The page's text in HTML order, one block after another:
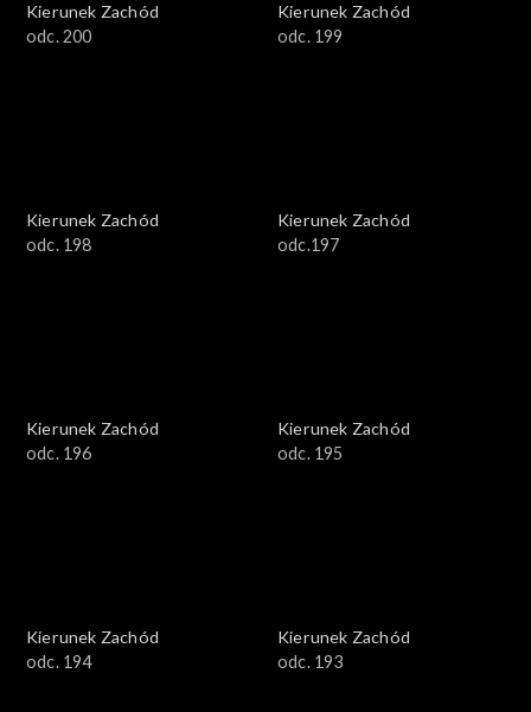
Kierunek Zachód
odc. 200
Kierunek Zachód
odc. 199
Kierunek Zachód
odc. 198
Kierunek Zachód
odc.197
Kierunek Zachód
odc. 196
Kierunek Zachód
odc. 195
Kierunek Zachód
odc. 194
Kierunek Zachód
odc. 193